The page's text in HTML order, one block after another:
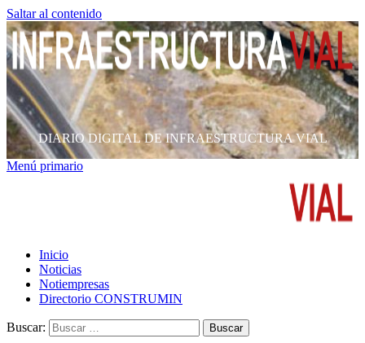
Saltar al contenido
DIARIO DIGITAL DE INFRAESTRUCTURA VIAL
Menú primario
Inicio
Noticias
Notiempresas
Directorio CONSTRUMIN
Buscar: